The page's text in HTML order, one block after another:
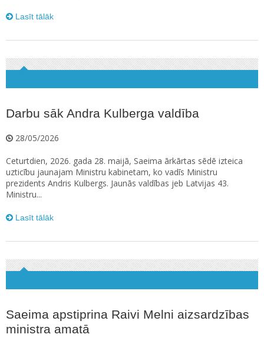
Lasīt tālāk
Darbu sāk Andra Kulberga valdība
28/05/2026
Ceturtdien, 2026. gada 28. maijā, Saeima ārkārtas sēdē izteica
uzticību jaunajam Ministru kabinetam, ko vadīs Ministru
prezidents Andris Kulbergs. Jaunās valdības jeb Latvijas 43.
Ministru...
Lasīt tālāk
Saeima apstiprina Raivi Melni aizsardzības
ministra amatā